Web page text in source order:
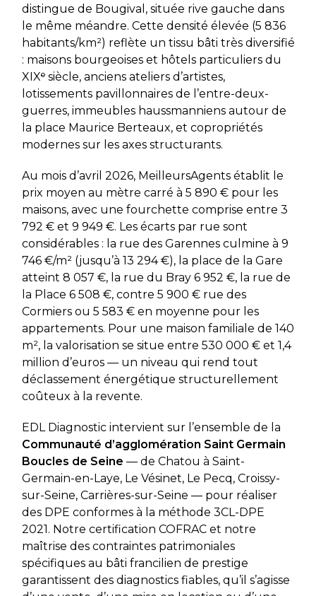
distingue de Bougival, située rive gauche dans
le même méandre. Cette densité élevée (5 836
habitants/km²) reflète un tissu bâti très diversifié
: maisons bourgeoises et hôtels particuliers du
XIXᵉ siècle, anciens ateliers d’artistes,
lotissements pavillonnaires de l’entre-deux-
guerres, immeubles haussmanniens autour de
la place Maurice Berteaux, et copropriétés
modernes sur les axes structurants.
Au mois d’avril 2026, MeilleursAgents établit le
prix moyen au mètre carré à 5 890 € pour les
maisons, avec une fourchette comprise entre 3
792 € et 9 949 €. Les écarts par rue sont
considérables : la rue des Garennes culmine à 9
746 €/m² (jusqu’à 13 294 €), la place de la Gare
atteint 8 057 €, la rue du Bray 6 952 €, la rue de
la Place 6 508 €, contre 5 900 € rue des
Cormiers ou 5 583 € en moyenne pour les
appartements. Pour une maison familiale de 140
m², la valorisation se situe entre 530 000 € et 1,4
million d’euros — un niveau qui rend tout
déclassement énergétique structurellement
coûteux à la revente.
EDL Diagnostic intervient sur l’ensemble de la
Communauté d’agglomération Saint Germain
Boucles de Seine — de Chatou à Saint-
Germain-en-Laye, Le Vésinet, Le Pecq, Croissy-
sur-Seine, Carrières-sur-Seine — pour réaliser
des DPE conformes à la méthode 3CL-DPE
2021. Notre certification COFRAC et notre
maîtrise des contraintes patrimoniales
spécifiques au bâti francilien de prestige
garantissent des diagnostics fiables, qu’il s’agisse